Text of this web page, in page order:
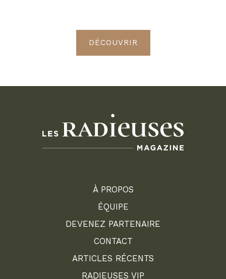
DÉCOUVRIR
À PROPOS
ÉQUIPE
DEVENEZ PARTENAIRE
CONTACT
ARTICLES RÉCENTS
RADIEUSES VIP